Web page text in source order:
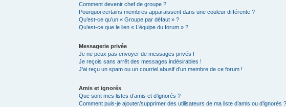
Comment devenir chef de groupe ?
Pourquoi certains membres apparaissent dans une couleur différente ?
Qu’est-ce qu’un « Groupe par défaut » ?
Qu’est-ce que le lien « L’équipe du forum » ?
Messagerie privée
Je ne peux pas envoyer de messages privés !
Je reçois sans arrêt des messages indésirables !
J’ai reçu un spam ou un courriel abusif d’un membre de ce forum !
Amis et ignorés
Que sont mes listes d’amis et d’ignorés ?
Comment puis-je ajouter/supprimer des utilisateurs de ma liste d’amis ou d’ignorés ?